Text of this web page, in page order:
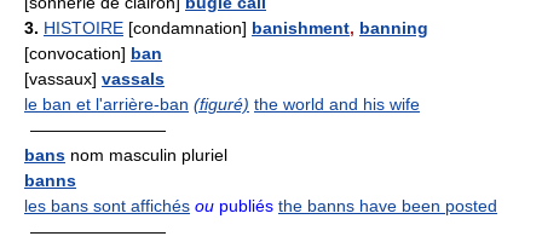
3. HISTOIRE [condamnation] banishment, banning
[convocation] ban
[vassaux] vassals
le ban et l'arrière-ban (figuré) the world and his wife
————————
bans nom masculin pluriel
banns
les bans sont affichés ou publiés the banns have been posted
————————